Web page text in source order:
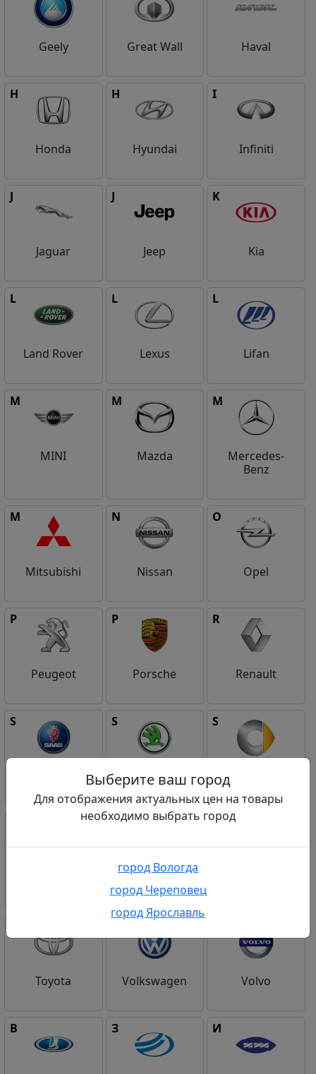
Выберите ваш город
Для отображения актуальных цен на товары
необходимо выбрать город
город Вологда
город Череповец
город Ярославль
Geely Great Wall Haval
H
Honda
H
Hyundai
I
Infiniti
J
Jaguar
J
Jeep
K
Kia
L
Land Rover
L
Lexus
L
Lifan
M
MINI
M
Mazda
M
Mercedes-
Benz
M
Mitsubishi
N
Nissan
O
Opel
P
Peugeot
P
Porsche
R
Renault
S S
Skoda
S
S
Subaru
S
Toyota Volkswagen Volvo
В З И